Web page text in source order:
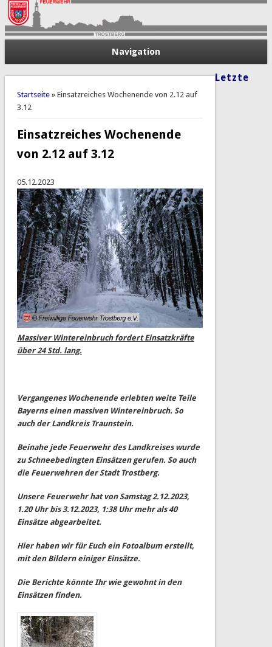
Navigation
Sie sind hier
Startseite» Einsatzreiches Wochenende von 2.12 auf
3.12
Einsatzreiches Wochenende
von 2.12 auf 3.12
05.12.2023
Massiver Wintereinbruch fordert Einsatzkräfte
über 24 Std. lang.
Vergangenes Wochenende erlebten weite Teile
Bayerns einen massiven Wintereinbruch. So
auch der Landkreis Traunstein.
Beinahe jede Feuerwehr des Landkreises wurde
zu Schneebedingten Einsätzen gerufen. So auch
die Feuerwehren der Stadt Trostberg.
Unsere Feuerwehr hat von Samstag 2.12.2023,
1.20 Uhr bis 3.12.2023, 1:38 Uhr mehr als 40
Einsätze abgearbeitet.
Hier haben wir für Euch ein Fotoalbum erstellt,
mit den Bildern einiger Einsätze.
Die Berichte könnte Ihr wie gewohnt in den
Einsätzen finden.
Letzte